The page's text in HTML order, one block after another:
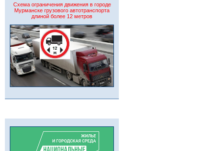
Схема ограничения движения в городе
Мурманске грузового автотранспорта
длиной более 12 метров